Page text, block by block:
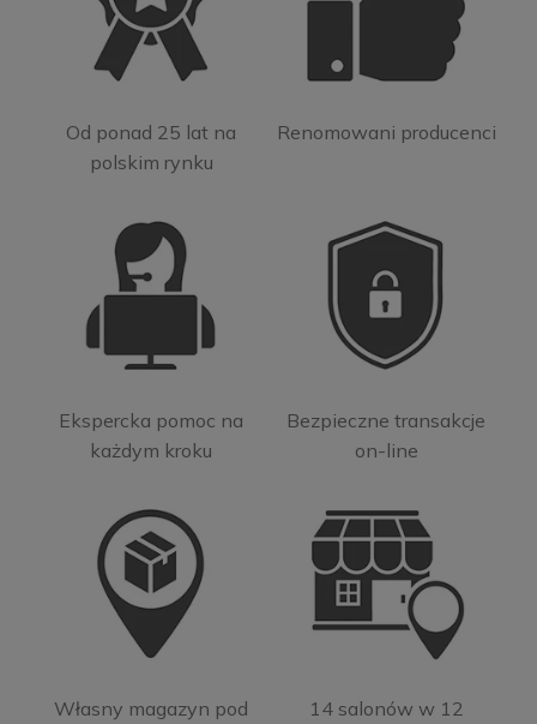
Od ponad 25 lat na
polskim rynku
Renomowani producenci
Ekspercka pomoc na
każdym kroku
Bezpieczne transakcje
on-line
Własny magazyn pod
14 salonów w 12